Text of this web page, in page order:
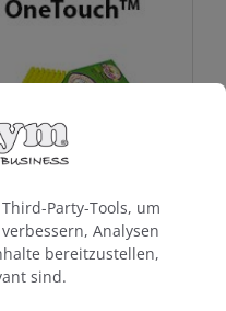
Party-Tools, um
Analysen
bereitzustellen,
sind.